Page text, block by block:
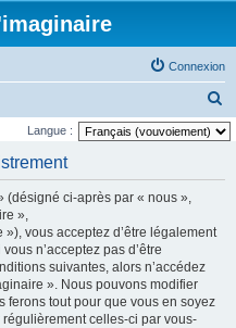
Connexion
e
Langue :
(désigné ci-après par « nous »,
»,
vous acceptez d’être légalement
n’acceptez pas d’être
suivantes, alors n’accédez
». Nous pouvons modifier
ferons tout pour que vous en soyez
celles-ci par vous-